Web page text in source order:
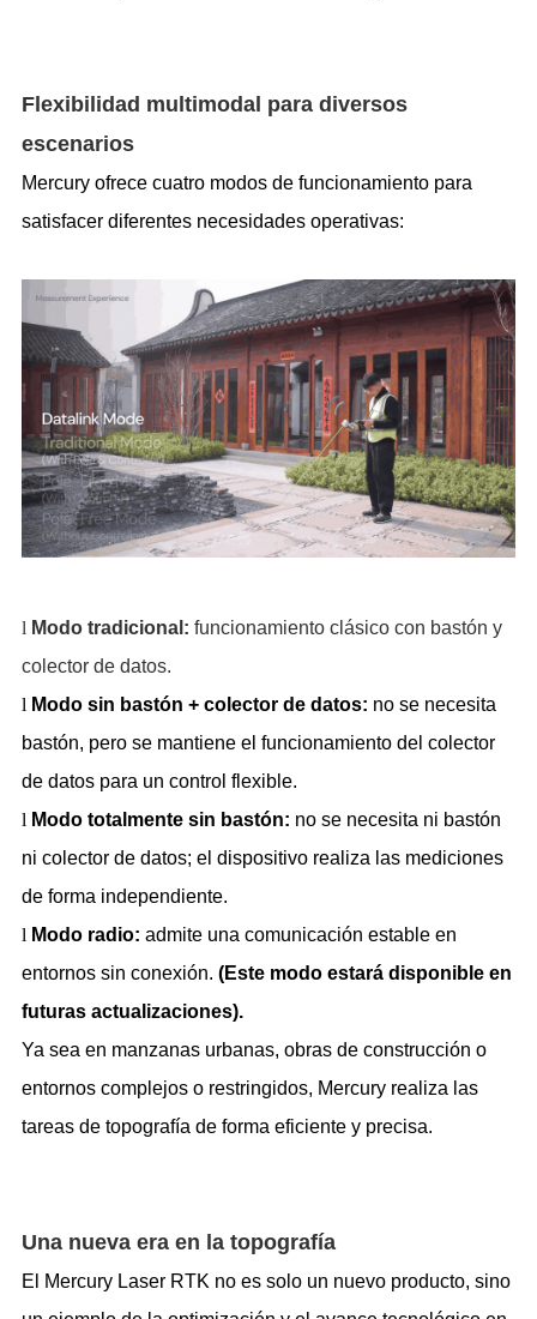
Flexibilidad multimodal para diversos
escenarios
Mercury ofrece cuatro modos de funcionamiento para
satisfacer diferentes necesidades operativas:
l Modo tradicional: funcionamiento clásico con bastón y
colector de datos.
l Modo sin bastón + colector de datos: no se necesita
bastón, pero se mantiene el funcionamiento del colector
de datos para un control flexible.
l Modo totalmente sin bastón: no se necesita ni bastón
ni colector de datos; el dispositivo realiza las mediciones
de forma independiente.
l Modo radio: admite una comunicación estable en
entornos sin conexión. (Este modo estarádisponible en
futuras actualizaciones).
Ya sea en manzanas urbanas, obras de construcción o
entornos complejos o restringidos, Mercury realiza las
tareas de topografía de forma eficiente y precisa.
Una nueva era en la topografía
El Mercury Laser RTK no es solo un nuevo producto, sino